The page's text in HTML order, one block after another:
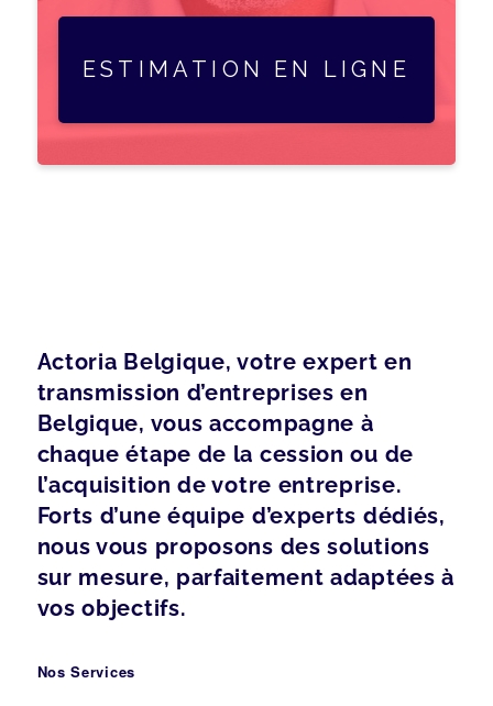
ESTIMATION EN LIGNE
Actoria Belgique, votre expert en
transmission d’entreprises en
Belgique, vous accompagne à
chaque étape de la cession ou de
l’acquisition de votre entreprise.
Forts d’une équipe d’experts dédiés,
nous vous proposons des solutions
sur mesure, parfaitement adaptées à
vos objectifs.
Nos Services